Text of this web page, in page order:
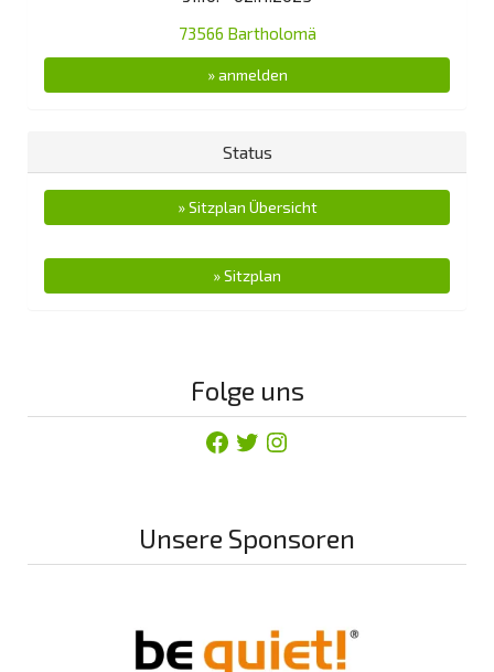
73566 Bartholomä
» anmelden
Status
» Sitzplan Übersicht
» Sitzplan
Folge uns
Facebook
TwitterInstagram
Unsere Sponsoren